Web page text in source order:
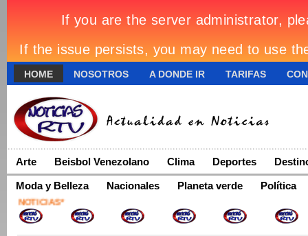
HOME NOSOTROS A DONDE IR TARIFAS
Arte Beisbol Venezolano Clima Deportes
Moda y Belleza Nacionales Planeta verde Política